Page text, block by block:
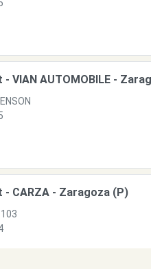
- VIAN AUTOMOBILE -
- CARZA - Zaragoza (P)